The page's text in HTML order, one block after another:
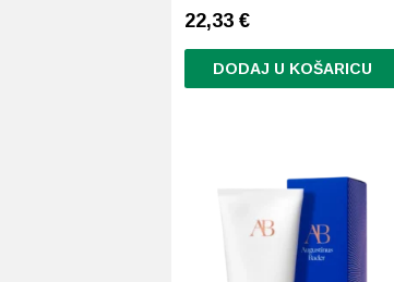
22,33 €
DODAJ U KOŠARICU